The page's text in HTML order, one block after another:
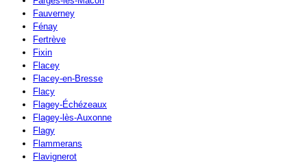
Fauverney
Fénay
Fertrève
Fixin
Flacey
Flacey-en-Bresse
Flacy
Flagey-Échézeaux
Flagey-lès-Auxonne
Flagy
Flammerans
Flavignerot